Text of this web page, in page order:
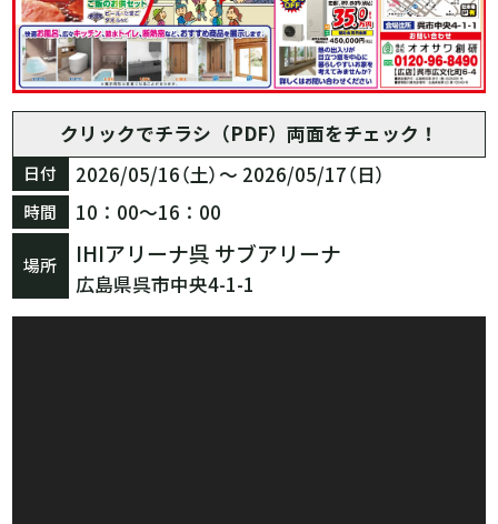
クリックでチラシ（PDF）両面をチェック！
日付 2026/05/16（土）～ 2026/05/17（日）
時間 10：00～16：00
場所 IHIアリーナ呉 サブアリーナ
広島県呉市中央4-1-1